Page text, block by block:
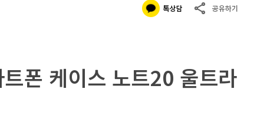
폰 케이스 노트20 울트라